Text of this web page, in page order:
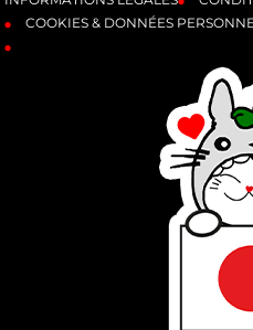
COOKIES & DONNÉES